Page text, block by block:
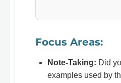
Focus Areas:
Note-Taking: Did
examples used by